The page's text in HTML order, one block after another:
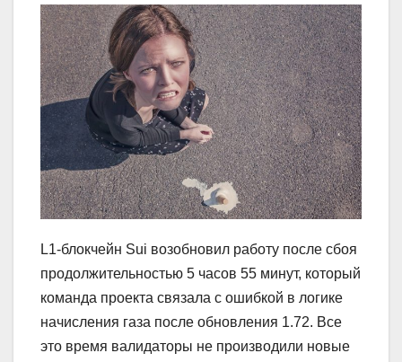
L1-блокчейн Sui возобновил работу после сбоя
продолжительностью 5 часов 55 минут, который
команда проекта связала с ошибкой в логике
начисления газа после обновления 1.72. Все
это время валидаторы не производили новые